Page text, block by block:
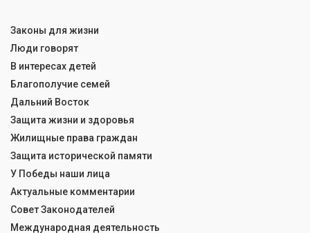
Законы для жизни
Люди говорят
В интересах детей
Благополучие семей
Дальний Восток
Защита жизни и здоровья
Жилищные права граждан
Защита исторической памяти
У Победы наши лица
Актуальные комментарии
Совет Законодателей
Международная деятельность